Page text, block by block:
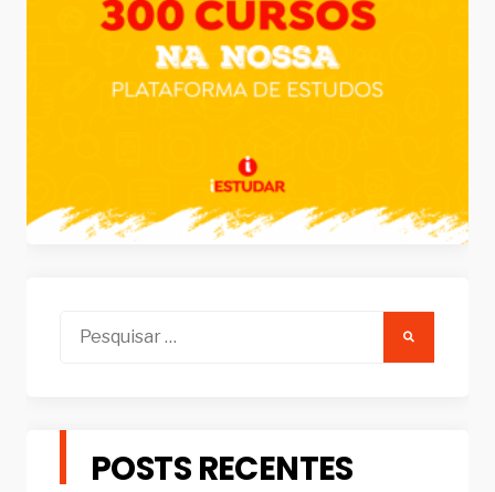
Pesquisar
POSTS RECENTES